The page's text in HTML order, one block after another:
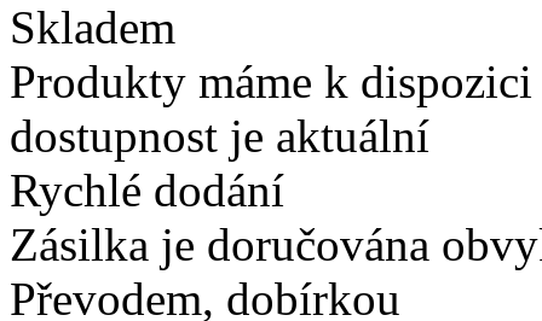
Skladem
Produkty máme k
dostupnost je aktuální
Rychlé dodání
Zásilka je doručována
Převodem, dobírkou